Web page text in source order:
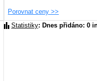
Porovnat ceny >>
Statistiky: Dnes přidáno: 0